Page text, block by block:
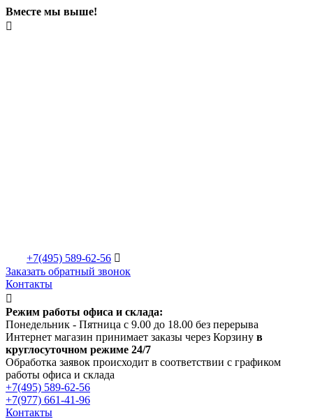
Вместе мы выше!

+7(495) 589-62-56 
Заказать обратный звонок
Контакты

Режим работы офиса и склада:
Понедельник - Пятница с 9.00 до 18.00 без перерыва
Интернет магазин принимает заказы через Корзину в
круглосуточном режиме 24/7
Обработка заявок происходит в соответствии с графиком
работы офиса и склада
+7(495) 589-62-56
+7(977) 661-41-96
Контакты